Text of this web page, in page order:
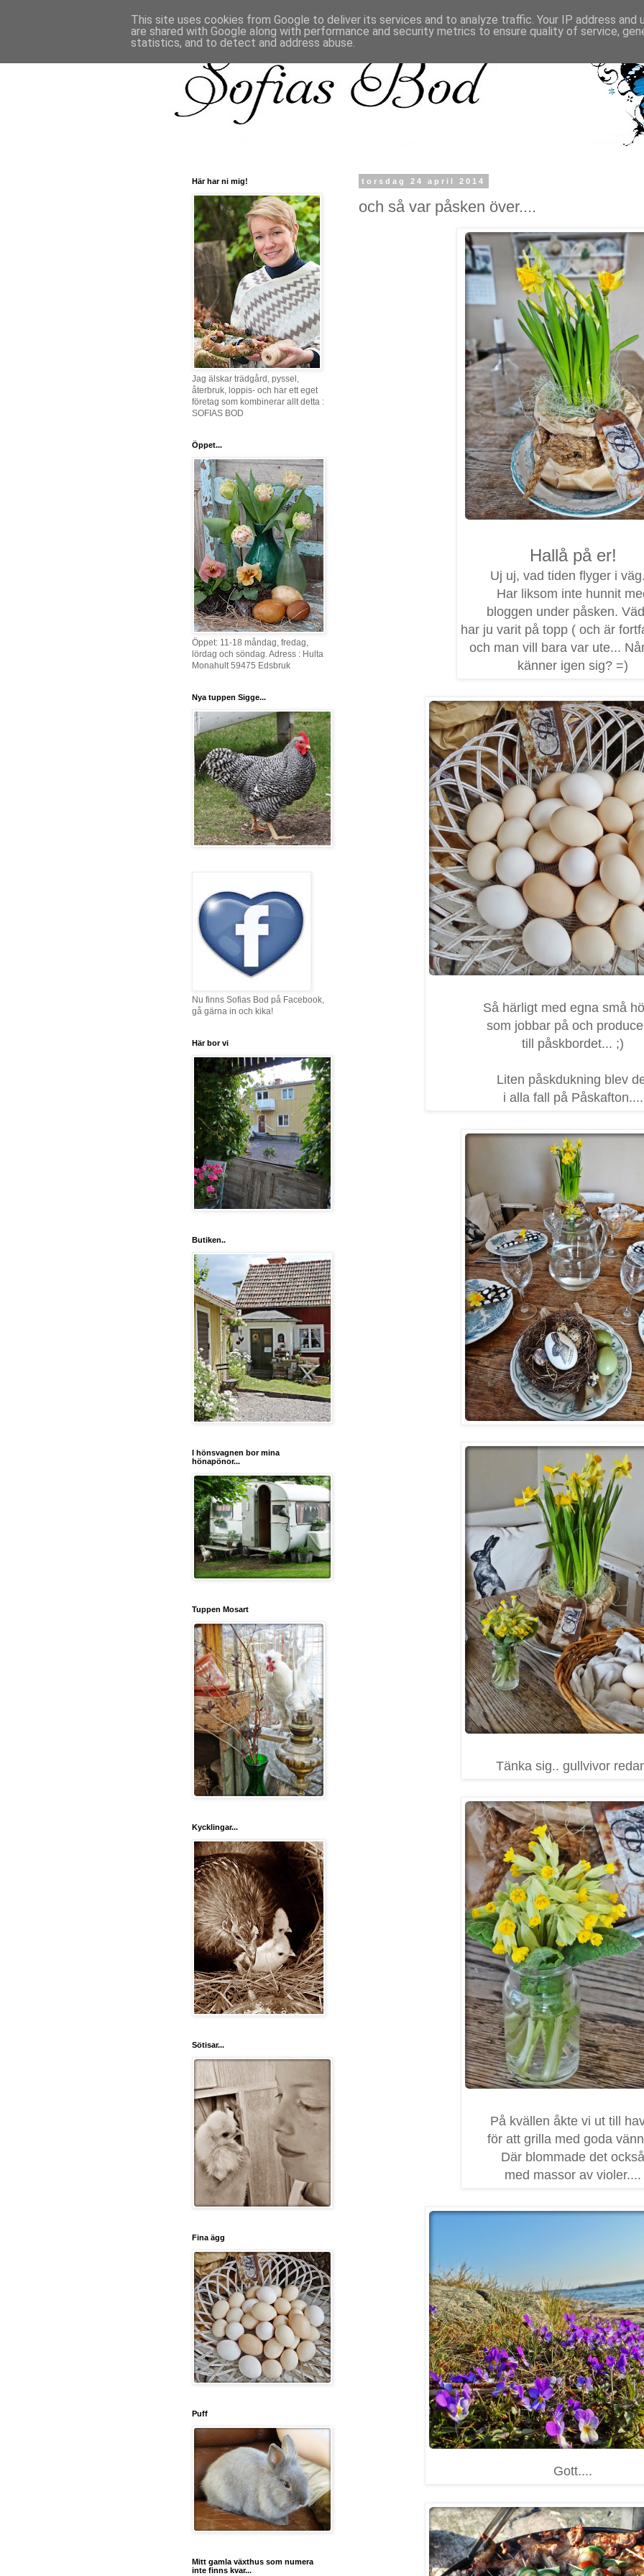
torsdag 24 april 2014
och så var påsken över....
Hallå på er!
Uj uj, vad tiden flyger i
Har liksom inte hunnit
bloggen under påsken.
har ju varit på topp ( och är
och man vill bara var ute...
känner igen sig? =)
Så härligt med egna små
som jobbar på och
till påskbordet... ;)
Liten påskdukning blev
i alla fall på Påskafton....
Tänka sig.. gullvivor
På kvällen åkte vi ut till
för att grilla med goda
Där blommade det också
med massor av violer....
Gott....
Här har ni mig!
Jag älskar trädgård, pyssel,
återbruk, loppis- och har ett eget
företag som kombinerar allt detta :
SOFIAS BOD
Öppet...
Öppet: 11-18 måndag, fredag,
lördag och söndag. Adress : Hulta
Monahult 59475 Edsbruk
Nya tuppen Sigge...
Nu finns Sofias Bod på Facebook,
gå gärna in och kika!
Här bor vi
Butiken..
I hönsvagnen bor mina
hönapönor...
Tuppen Mosart
Kycklingar...
Sötisar...
Fina ägg
Puff
Mitt gamla växthus som numera
inte finns kvar...
This site uses cookies from Google to deliver its services and to analyze traffic. Your IP address and
are shared with Google along with performance and security metrics to ensure quality of service,
statistics, and to detect and address abuse.